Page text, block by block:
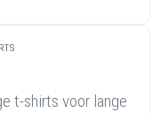
t-shirts voor lange